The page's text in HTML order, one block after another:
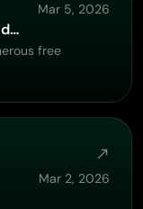
Mar 5, 2026
free
Mar 2, 2026